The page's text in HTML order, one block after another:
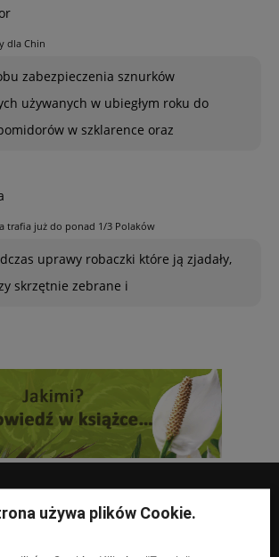
dla Chin
zabezpieczenia sznurków
używanych w ubiegłym roku do
w szklarence oraz
trafia już do ponad 1/3 Polaków
uprawy robaczki które ją zjadały,
skrzętnie zebrane i
używa plików Cookie.